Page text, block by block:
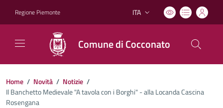
Regione Piemonte Lingua attiva:
ITA
Comune di Cocconato
Home / Novità / Notizie /
Il Banchetto Medievale "A tavola con i Borghi" - alla Locanda Cascina
Rosengana